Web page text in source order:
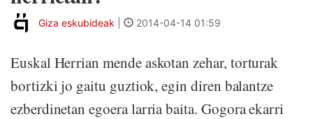
Giza eskubideak 2014-04-14 01:59
Euskal Herrian mende askotan zehar, torturak
bortizki jo gaitu guztiok, egin diren balantze
ezberdinetan egoera larria baita. Gogora ekarri